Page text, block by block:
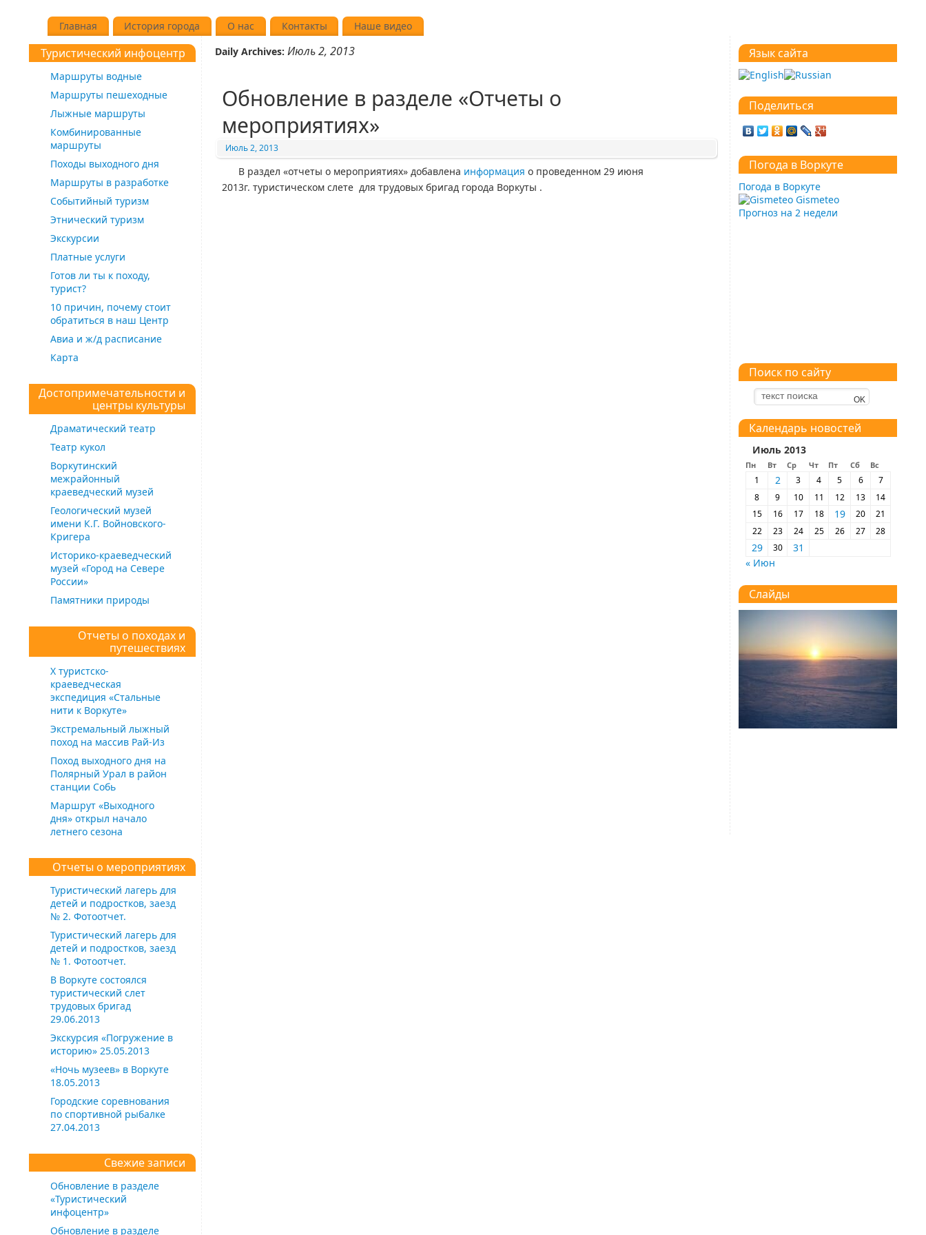
Главная История города О нас Контакты
Наше видео
Daily Archives: Июль 2, 2013
Обновление в разделе «Отчеты о
мероприятиях»
Июль 2, 2013
В раздел «отчеты о мероприятиях» добавлена информация о проведенном 29 июня
2013г. туристическом слете для трудовых бригад города Воркуты .
Туристический инфоцентр
Маршруты водные
Маршруты пешеходные
Лыжные маршруты
Комбинированные
маршруты
Походы выходного дня
Маршруты в разработке
Событийный туризм
Этнический туризм
Экскурсии
Платные услуги
Готов ли ты к походу,
турист?
10 причин, почему стоит
обратиться в наш Центр
Авиа и ж/д расписание
Карта
Достопримечательности и
центры культуры
Драматический театр
Театр кукол
Воркутинский
межрайонный
краеведческий музей
Геологический музей
имени К.Г. Войновского-
Кригера
Историко-краеведческий
музей «Город на Севере
России»
Памятники природы
Отчеты о походах и
путешествиях
Х туристско-
краеведческая
экспедиция «Стальные
нити к Воркуте»
Экстремальный лыжный
поход на массив Рай-Из
Поход выходного дня на
Полярный Урал в район
станции Собь
Маршрут «Выходного
дня» открыл начало
летнего сезона
Отчеты о мероприятиях
Туристический лагерь для
детей и подростков, заезд
№ 2. Фотоотчет.
Туристический лагерь для
детей и подростков, заезд
№ 1. Фотоотчет.
В Воркуте состоялся
туристический слет
трудовых бригад
29.06.2013
Экскурсия «Погружение в
историю» 25.05.2013
«Ночь музеев» в Воркуте
18.05.2013
Городские соревнования
по спортивной рыбалке
27.04.2013
Свежие записи
Обновление в разделе
«Туристический
инфоцентр»
Обновление в разделе
Язык сайта
Поделиться
Погода в Воркуте
Погода в Воркуте
Gismeteo
Прогноз на 2 недели
Поиск по сайту
Календарь новостей
Июль 2013
Пн Вт Ср Чт Пт Сб Вс
« Июн
1 2 3 4 5 6
7
8
9 10 11 12 13
14
15
16 17 18 19 20
21
22
23 24 25 26 27 28
29 30 31
Слайды